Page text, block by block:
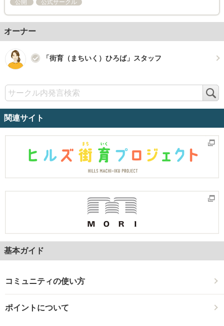
公開 公式サークル
オーナー
「街育（まちいく）ひろば」スタッフ
関連サイト
基本ガイド
コミュニティの使い方
ポイントについて